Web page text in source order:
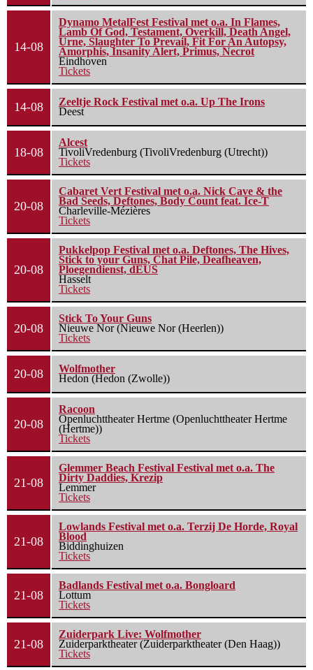
14-08
Dynamo MetalFest Festival met o.a. In Flames,
Lamb Of God, Testament, Overkill, Death Angel,
Urne, Slaughter To Prevail, Fit For An Autopsy,
Amorphis, Insanity Alert, Primus, Necrot
Eindhoven
Tickets
14-08
Zeeltje Rock Festival met o.a. Up The Irons
Deest
18-08
Alcest
TivoliVredenburg (TivoliVredenburg (Utrecht))
Tickets
20-08
Cabaret Vert Festival met o.a. Nick Cave & the
Bad Seeds, Deftones, Body Count feat. Ice-T
Charleville-Mézières
Tickets
20-08
Pukkelpop Festival met o.a. Deftones, The Hives,
Stick to your Guns, Chat Pile, Deafheaven,
Ploegendienst, dEUS
Hasselt
Tickets
20-08
Stick To Your Guns
Nieuwe Nor (Nieuwe Nor (Heerlen))
Tickets
20-08
Wolfmother
Hedon (Hedon (Zwolle))
20-08
Racoon
Openluchttheater Hertme (Openluchttheater Hertme
(Hertme))
Tickets
21-08
Glemmer Beach Festival Festival met o.a. The
Dirty Daddies, Krezip
Lemmer
Tickets
21-08
Lowlands Festival met o.a. Terzij De Horde, Royal
Blood
Biddinghuizen
Tickets
21-08
Badlands Festival met o.a. Bongloard
Lottum
Tickets
21-08
Zuiderpark Live: Wolfmother
Zuiderparktheater (Zuiderparktheater (Den Haag))
Tickets